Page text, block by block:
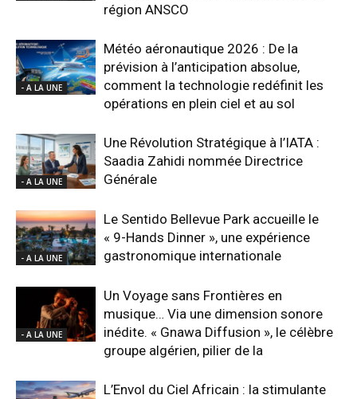
région ANSCO
- A LA UNE
Météo aéronautique 2026 : De la
prévision à l’anticipation absolue,
comment la technologie redéfinit les
opérations en plein ciel et au sol
- A LA UNE
Une Révolution Stratégique à l’IATA :
Saadia Zahidi nommée Directrice
Générale
- A LA UNE
Le Sentido Bellevue Park accueille le
« 9-Hands Dinner », une expérience
gastronomique internationale
- A LA UNE
Un Voyage sans Frontières en
musique… Via une dimension sonore
inédite. « Gnawa Diffusion », le célèbre
groupe algérien, pilier de la
L’Envol du Ciel Africain : la stimulante